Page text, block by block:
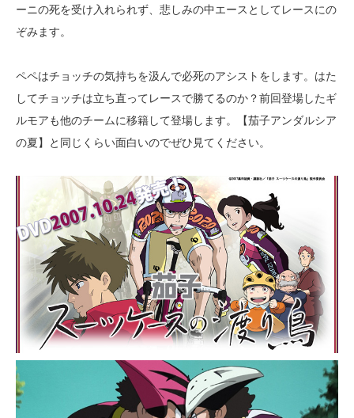
ーニの死を受け入れられず、悲しみの中エースとしてレースにの
ぞみます。
ペペはチョッチの気持ちを汲んで必死のアシストをします。はた
してチョッチは立ち直ってレースで勝てるのか？前回登場したギ
ルモアも他のチームに移籍して登場します。【茄子アンダルシア
の夏】と同じくらい面白いのでぜひ見てください。